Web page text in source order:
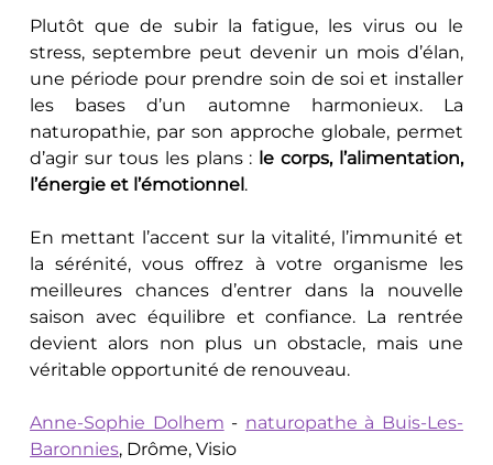
Plutôt que de subir la fatigue, les virus ou le
stress, septembre peut devenir un mois d’élan,
une période pour prendre soin de soi et installer
les bases d’un automne harmonieux. La
naturopathie, par son approche globale, permet
d’agir sur tous les plans : le corps, l’alimentation,
l’énergie et l’émotionnel.
En mettant l’accent sur la vitalité, l’immunité et
la sérénité, vous offrez à votre organisme les
meilleures chances d’entrer dans la nouvelle
saison avec équilibre et confiance. La rentrée
devient alors non plus un obstacle, mais une
véritable opportunité de renouveau.
Anne-Sophie Dolhem - naturopathe à Buis-Les-
Baronnies, Drôme, Visio